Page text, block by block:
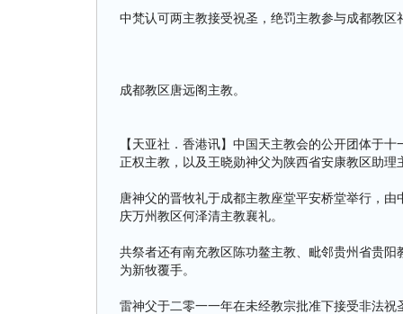
中梵认可两主教接受祝圣，绝罚主教参与成都教区
成都教区唐远阁主教。
【天亚社．香港讯】中国天主教会的公开团体于
正权主教，以及王晓勋神父为陕西省安康教区助理
唐神父的晋牧礼于成都主教座堂平安桥堂举行，
庆万州教区何泽清主教襄礼。
共祭者还有南充教区陈功鳌主教、毗邻贵州省贵
为新牧覆手。
雷神父于二零一一年在未经教宗批准下接受非法